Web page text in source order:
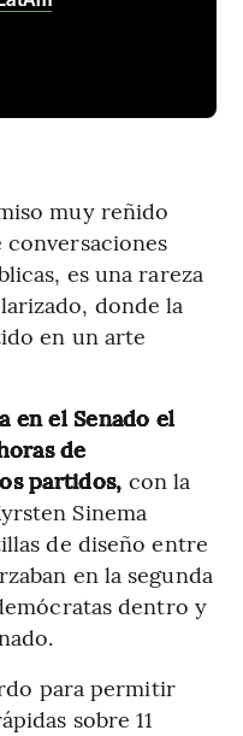
muy reñido
conversaciones
es una rareza
donde la
en un arte
en el Senado el
de
partidos, con la
Sinema
de diseño entre
en la segunda
dentro y
para permitir
sobre 11